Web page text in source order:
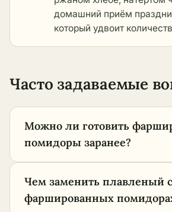
домашний приём
который удвоит
Часто задаваемые
Можно ли готовить
помидоры заранее?
Чем заменить плавленый
фаршированных